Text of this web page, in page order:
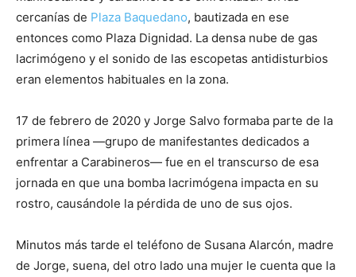
cercanías de Plaza Baquedano, bautizada en ese
entonces como Plaza Dignidad. La densa nube de gas
lacrimógeno y el sonido de las escopetas antidisturbios
eran elementos habituales en la zona.
17 de febrero de 2020 y Jorge Salvo formaba parte de la
primera línea —grupo de manifestantes dedicados a
enfrentar a Carabineros— fue en el transcurso de esa
jornada en que una bomba lacrimógena impacta en su
rostro, causándole la pérdida de uno de sus ojos.
Minutos más tarde el teléfono de Susana Alarcón, madre
de Jorge, suena, del otro lado una mujer le cuenta que la